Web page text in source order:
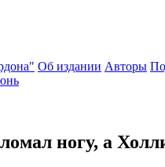
Об издании Авторы
ногу, а